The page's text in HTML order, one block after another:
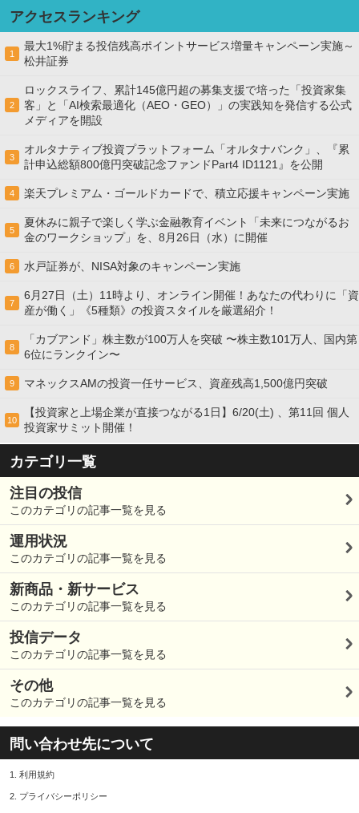
アクセスランキング
1
最大1%貯まる投信残高ポイントサービス増量キャンペーン実施～
松井証券
2
ロックスライフ、累計145億円超の募集支援で培った「投資家集
客」と「AI検索最適化（AEO・GEO）」の実践知を発信する公式
メディアを開設
3
オルタナティブ投資プラットフォーム「オルタナバンク」、『累
計申込総額800億円突破記念ファンドPart4 ID1121』を公開
4 楽天プレミアム・ゴールドカードで、積立応援キャンペーン実施
5
夏休みに親子で楽しく学ぶ金融教育イベント「未来につながるお
金のワークショップ」を、8月26日（水）に開催
6 水戸証券が、NISA対象のキャンペーン実施
7
6月27日（土）11時より、オンライン開催！あなたの代わりに「資
産が働く」《5種類》の投資スタイルを厳選紹介！
8
「カブアンド」株主数が100万人を突破 〜株主数101万人、国内第
6位にランクイン〜
9 マネックスAMの投資一任サービス、資産残高1,500億円突破
10
【投資家と上場企業が直接つながる1日】6/20(土) 、第11回 個人
投資家サミット開催！
カテゴリ一覧
注目の投信
このカテゴリの記事一覧を見る
運用状況
このカテゴリの記事一覧を見る
新商品・新サービス
このカテゴリの記事一覧を見る
投信データ
このカテゴリの記事一覧を見る
その他
このカテゴリの記事一覧を見る
問い合わせ先について
1. 利用規約
2. プライバシーポリシー